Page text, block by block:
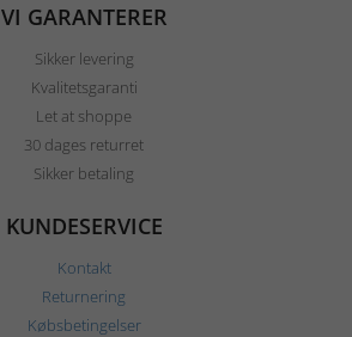
VI GARANTERER
Sikker levering
Kvalitetsgaranti
Let at shoppe
30 dages returret
Sikker betaling
KUNDESERVICE
Kontakt
Returnering
Købsbetingelser